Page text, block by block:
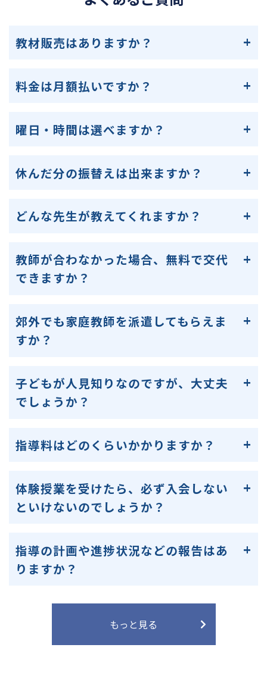
教材販売はありますか？
料金は月額払いですか？
曜日・時間は選べますか？
休んだ分の振替えは出来ますか？
どんな先生が教えてくれますか？
教師が合わなかった場合、無料で交代
できますか？
郊外でも家庭教師を派遣してもらえま
すか？
子どもが人見知りなのですが、大丈夫
でしょうか？
指導料はどのくらいかかりますか？
体験授業を受けたら、必ず入会しない
といけないのでしょうか？
指導の計画や進捗状況などの報告はあ
りますか？
もっと見る